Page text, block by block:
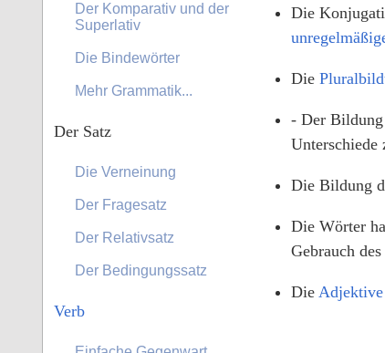
Die
Die
- Der Bildung
Unterschiede
Die Bildung
Die Wörter
Gebrauch des
Die Adjektive
Der Komparativ und der
Superlativ
Die Bindewörter
Mehr Grammatik...
Der Satz
Die Verneinung
Der Fragesatz
Der Relativsatz
Der Bedingungssatz
Verb